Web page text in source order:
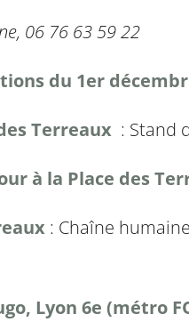
06 76 63 59 22
du 1er
Terreaux : Stand
à la Place des
: Chaîne
Lyon 6e (métro